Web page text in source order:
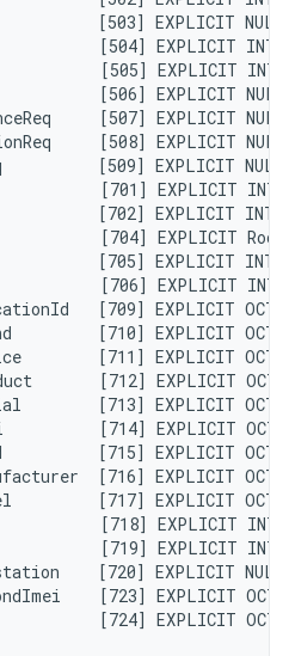
[503] EXPLICIT
[504] EXPLICIT
[505] EXPLICIT
[506] EXPLICIT
[507] EXPLICIT
[508] EXPLICIT
[509] EXPLICIT
[701] EXPLICIT
[702] EXPLICIT
[704] EXPLICIT
[705] EXPLICIT
[706] EXPLICIT
[709] EXPLICIT
[710] EXPLICIT
[711] EXPLICIT
[712] EXPLICIT
[713] EXPLICIT
[714] EXPLICIT
[715] EXPLICIT
[716] EXPLICIT
[717] EXPLICIT
[718] EXPLICIT
[719] EXPLICIT
[720] EXPLICIT
[723] EXPLICIT
[724] EXPLICIT